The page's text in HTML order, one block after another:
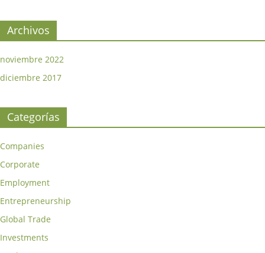
Archivos
noviembre 2022
diciembre 2017
Categorías
Companies
Corporate
Employment
Entrepreneurship
Global Trade
Investments